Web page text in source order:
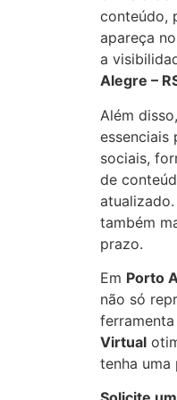
conteúdo,
apareça
a
Alegre –
Além
essenciais
sociais,
de
também
prazo.
Em Porto
não só
Virtual
tenha